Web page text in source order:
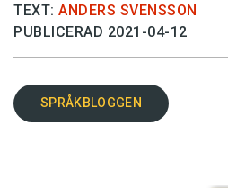
TEXT: ANDERS SVENSSON
PUBLICERAD 2021-04-12
SPRÅKBLOGGEN